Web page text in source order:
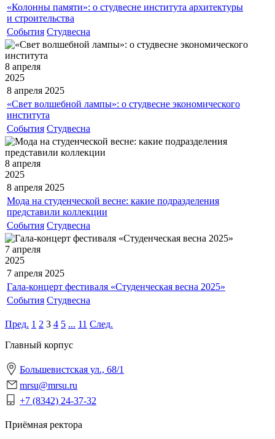
«Колонны памяти»: о студвесне института архитектуры
и строительства
События Студвесна
8 апреля
2025
8 апреля 2025
«Свет волшебной лампы»: о студвесне экономического
института
События Студвесна
8 апреля
2025
8 апреля 2025
Мода на студенческой весне: какие подразделения
представили коллекции
События Студвесна
7 апреля
2025
7 апреля 2025
Гала-концерт фестиваля «Студенческая весна 2025»
События Студвесна
Пред. 1 2 3 4 5 ... 11 След.
Главный корпус
Большевистская ул., 68/1
mrsu@mrsu.ru
+7 (8342) 24-37-32
Приёмная ректора